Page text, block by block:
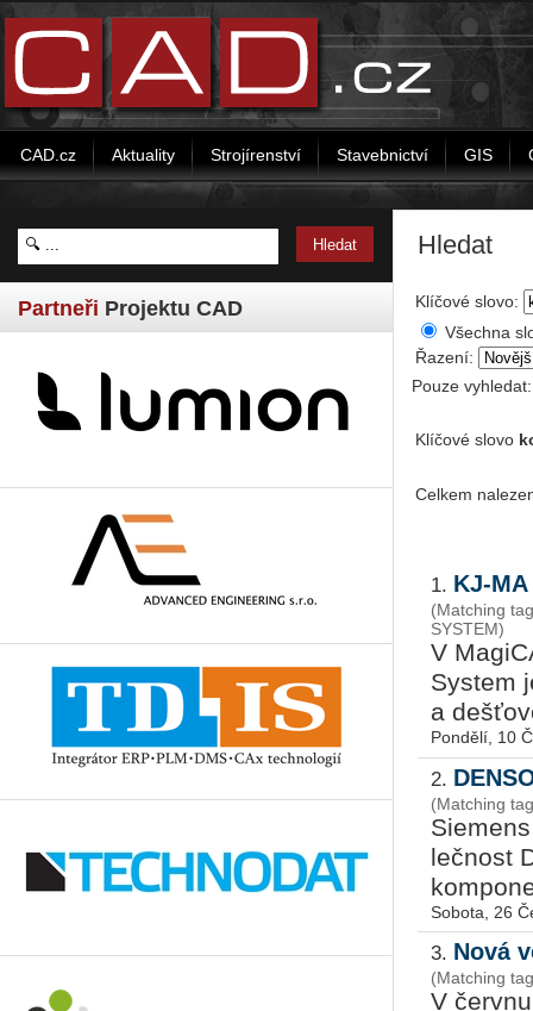
CAD.cz Aktuality Strojírenství Stavebnictví GIS
Partneři Projektu CAD
Hledat
Klíčové slovo:
Všechna
Řazení:
Pouze
Klíčové slovo
Celkem
1.
(Matching
SYSTEM)
V
Sys­tem
a
Pondělí, 10
2.
(Matching
leč­nost
Sobota, 26
3. Nová
(Matching
V